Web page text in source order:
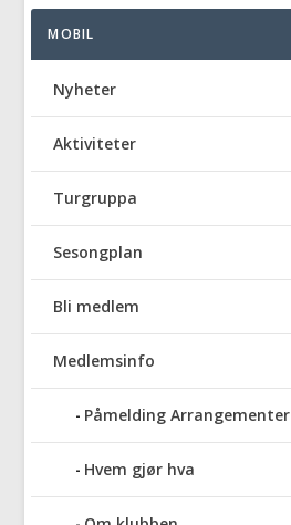
MOBIL
Nyheter
Aktiviteter
Turgruppa
Sesongplan
Bli medlem
Medlemsinfo
Påmelding Arrangementer
Hvem gjør hva